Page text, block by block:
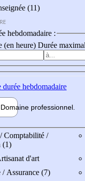
(11)
hebdomadaire :
(en heure) Durée
hebdomadaire
Domaine professionnel
Comptabilité /
(1)
d'art
/ Assurance (7)